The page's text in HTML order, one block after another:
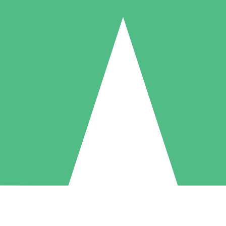
Individuele Creditpakketten
per gebruik met downloadtegoeden. Geen maandelijkse verplichting
5 Downloaden
US$